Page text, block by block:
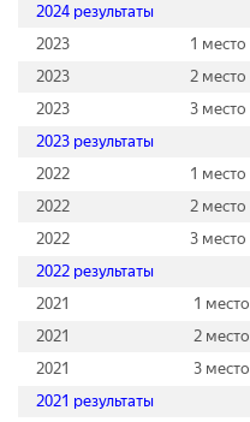
2024 результаты
2023
1 место
2023
2 место
2023
3 место
2023 результаты
2022
1 место
2022
2 место
2022
3 место
2022 результаты
2021
1 место
2021
2 место
2021
3 место
2021 результаты